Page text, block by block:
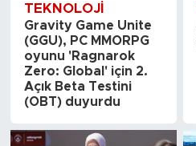
TEKNOLOJI
Gravity Game Unite
(GGU), PC MMORPG
oyunu 'Ragnarok
Zero: Global' için 2.
Açık Beta Testini
(OBT) duyurdu